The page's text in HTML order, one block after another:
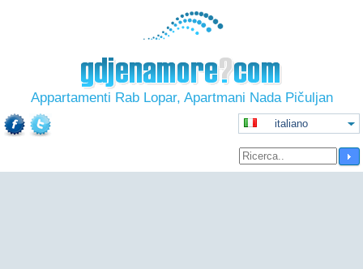
Appartamenti Rab Lopar, Apartmani Nada Pičuljan
italiano